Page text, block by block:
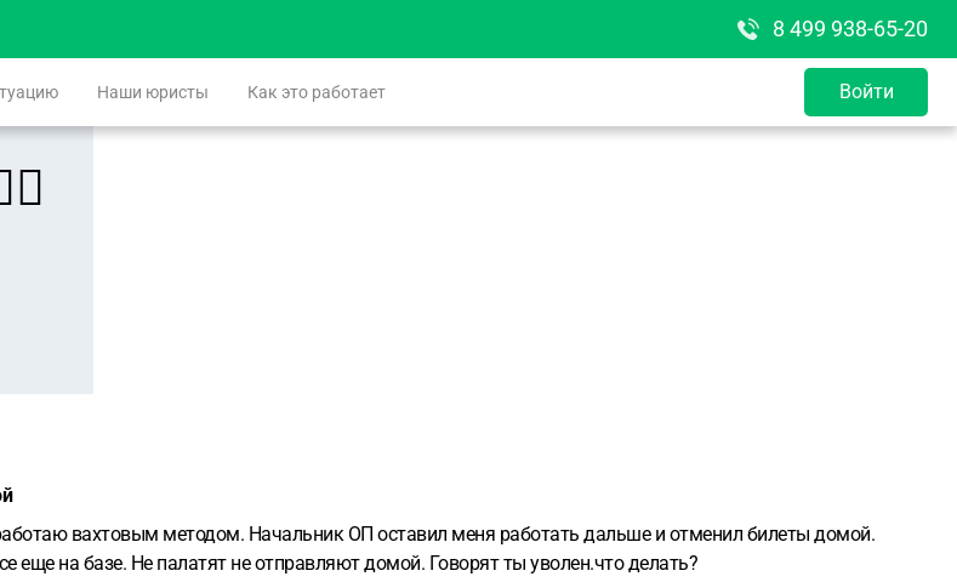
8 499 938-65-20
Наши юристы Как это работает Войти
вахтовым методом. Начальник ОП оставил меня работать дальше и отменил билеты домой.
еще на базе. Не палатят не отправляют домой. Говорят ты уволен.что делать?